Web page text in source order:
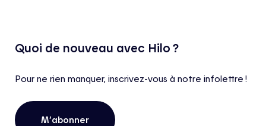
Quoi de nouveau avec Hilo ?
Pour ne rien manquer, inscrivez-vous à notre infolettre !
M’abonner